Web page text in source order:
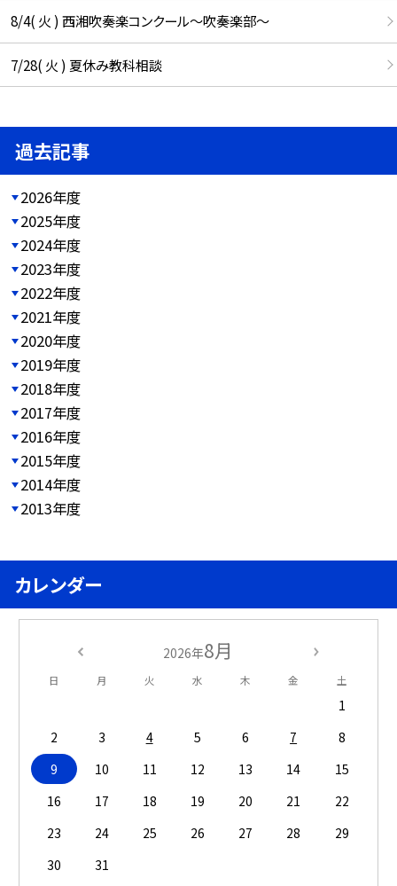
8/4( 火 ) 西湘吹奏楽コンクール～吹奏楽部～
7/28( 火 ) 夏休み教科相談
過去記事
2026年度
2025年度
2024年度
2023年度
2022年度
2021年度
2020年度
2019年度
2018年度
2017年度
2016年度
2015年度
2014年度
2013年度
カレンダー
2026年8月
日 月 火 水 木 金 土
1
2
3 4 5 6 7
8
9
10 11 12 13 14
15
16
17 18 19 20 21
22
23
24 25 26 27 28
29
30
31